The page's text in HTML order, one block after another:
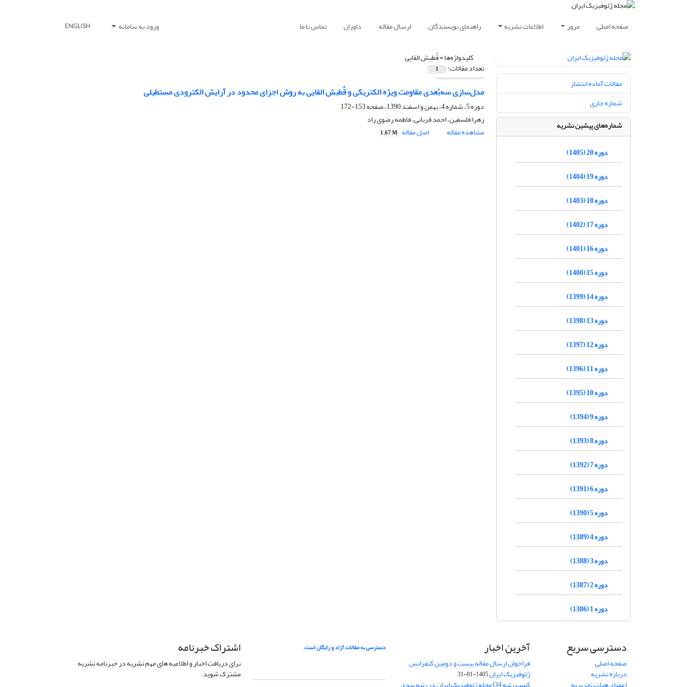
صفحه اصلی مرور اطلاعات نشریه راهنمای نویسندگان ارسال مقاله داوران تماس با ما ورود به سامانه ENGLISH
کلیدواژه‌ها =قُطبش القایی
تعداد مقالات: 1
مدل‌سازی سه‌بُعدی مقاومت ویژه الکتریکی و قُطبش القایی به روش اجزای محدود در آرایش الکترودی مستطیلی
دوره 5، شماره 4، بهمن و اسفند 1390، صفحه
153-172
زهرا فلسفین، احمد قربانی، فاطمه رضوی راد
مشاهده مقاله
اصل مقاله 1.67 M
مقالات آماده انتشار
شماره جاری
شماره‌های پیشین نشریه
دوره 20 (1405)
دوره 19 (1404)
دوره 18 (1403)
دوره 17 (1402)
دوره 16 (1401)
دوره 15 (1400)
دوره 14 (1399)
دوره 13 (1398)
دوره 12 (1397)
دوره 11 (1396)
دوره 10 (1395)
دوره 9 (1394)
دوره 8 (1393)
دوره 7 (1392)
دوره 6 (1391)
دوره 5 (1390)
دوره 4 (1389)
دوره 3 (1388)
دوره 2 (1387)
دوره 1 (1386)
دسترسی سریع
صفحه اصلی
درباره نشریه
آخرین اخبار
فراخوان ارسال مقاله بیست و دومین کنفرانس
ژئوفیزیک ایران1405-01-31
دسترسی به مقالات آزاد و رایگان است. اشتراک خبرنامه
برای دریافت اخبار و اطلاعیه های مهم نشریه در خبرنامه نشریه
مشترک شوید.